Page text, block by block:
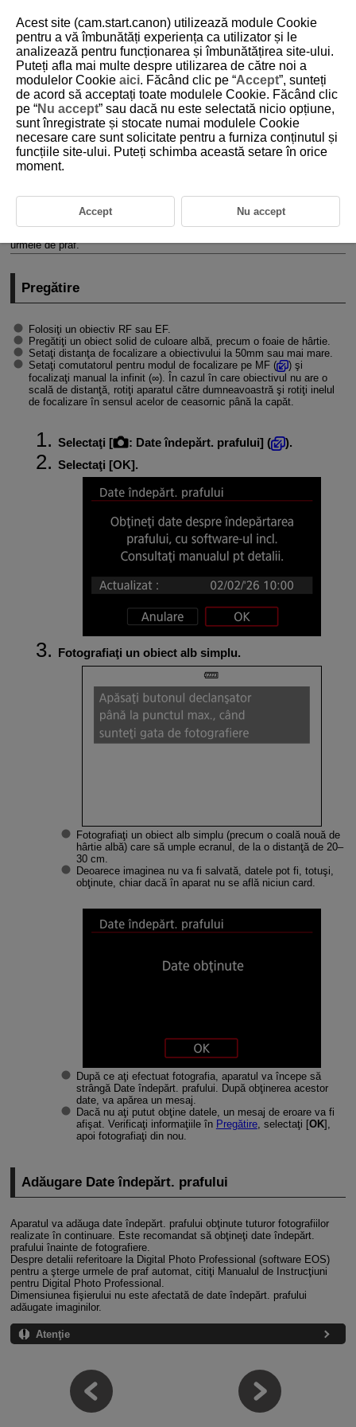
D388-090
Recepţionare Date îndepărt.
prafului
Pregătire
Datele îndepărt. prafului folosite pentru a şterge petele de praf pot fi
adăugate imaginilor. Funcţia Date îndepărt. prafului este folosită de
urmele de praf.
Pregătire
Folosiţi un obiectiv RF sau EF.
Pregătiţi un obiect solid de culoare albă, precum o foaie de hârtie.
Setaţi distanţa de focalizare a obiectivului la 50mm sau mai mare.
Setaţi comutatorul pentru modul de focalizare pe MF (
) şi
focalizaţi manual la infinit (∞). În cazul în care obiectivul nu are o
scală de distanţă, rotiţi aparatul către dumneavoastră şi rotiţi inelul
de focalizare în sensul acelor de ceasornic până la capăt.
Selectaţi [ : Date îndepărt. prafului] (
).
Selectaţi [OK].
Fotografiaţi un obiect alb simplu.
Fotografiaţi un obiect alb simplu (precum o coală nouă de
hârtie albă) care să umple ecranul, de la o distanţă de 20–
30 cm.
Deoarece imaginea nu va fi salvată, datele pot fi, totuşi,
obţinute, chiar dacă în aparat nu se află niciun card.
După ce aţi efectuat fotografia, aparatul va începe să
strângă Date îndepărt. prafului. După obţinerea acestor
date, va apărea un mesaj.
Dacă nu aţi putut obţine datele, un mesaj de eroare va fi
afişat. Verificaţi informaţiile în Pregătire, selectaţi [OK],
apoi fotografiaţi din nou.
Adăugare Date îndepărt. prafului
Aparatul va adăuga date îndepărt. prafului obţinute tuturor fotografiilor
realizate în continuare. Este recomandat să obţineţi date îndepărt.
prafului înainte de fotografiere.
Despre detalii referitoare la Digital Photo Professional (software EOS)
pentru a şterge urmele de praf automat, citiţi Manualul de Instrucţiuni
pentru Digital Photo Professional.
Dimensiunea fişierului nu este afectată de date îndepărt. prafului
adăugate imaginilor.
Atenţie
Acest site (cam.start.canon) utilizează module Cookie
pentru a vă îmbunătăți experiența ca utilizator și le
analizează pentru funcționarea și îmbunătățirea site-ului.
Puteți afla mai multe despre utilizarea de către noi a
modulelor Cookie aici. Făcând clic pe “Accept”, sunteți
de acord să acceptați toate modulele Cookie. Făcând clic
pe “Nu accept” sau dacă nu este selectată nicio opțiune,
sunt înregistrate și stocate numai modulele Cookie
necesare care sunt solicitate pentru a furniza conținutul și
funcțiile site-ului. Puteți schimba această setare în orice
moment.
Accept Nu accept